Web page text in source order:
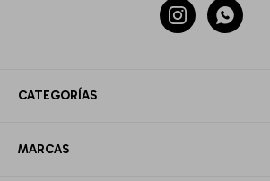
CATEGORÍAS
MARCAS
 